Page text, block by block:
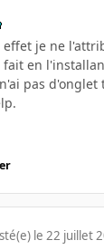
effet je ne
fait en
n'ai pas
le 22 juillet